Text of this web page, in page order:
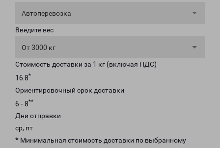
Автоперевозка
Введите вес
От 3000 кг
Стоимость доставки за 1 кг (включая НДС)
16.8*
Ориентировочный срок доставки
6 - 8**
Дни отправки
ср, пт
* Минимальная стоимость доставки по выбранному